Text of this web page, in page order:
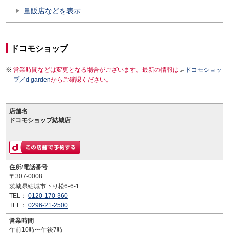
量販店などを表示
ドコモショップ
営業時間などは変更となる場合がございます。最新の情報は
ドコモショッ
プ／d gardenからご確認ください。
店舗名
ドコモショップ結城店
住所/電話番号
〒307-0008
茨城県結城市下り松6-6-1
TEL： 0120-170-360
TEL： 0296-21-2500
営業時間
午前10時〜午後7時